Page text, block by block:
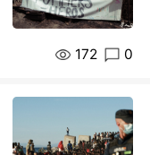
172 0